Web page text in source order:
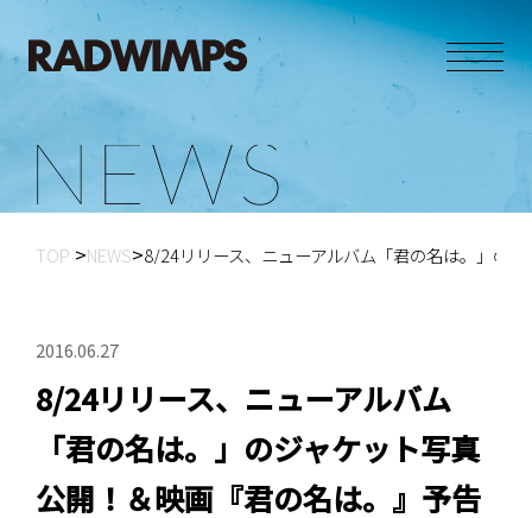
N E WS
TOP NEWS 8/24リリース、ニューアルバム「君の名は。」の
2016.06.27
8/24リリース、ニューアルバム
「君の名は。」のジャケット写真
公開！＆映画『君の名は。』予告